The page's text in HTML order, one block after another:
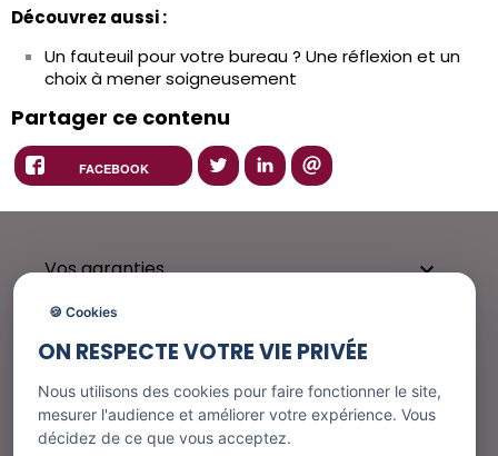
Découvrez aussi :
Un fauteuil pour votre bureau ? Une réflexion et un
choix à mener soigneusement
Partager ce contenu
FACEBOOK
Vos garanties 
Besoin d'aide ?
Nos services
🍪 Cookies
ON RESPECTE VOTRE VIE PRIVÉE
Nous utilisons des cookies pour faire fonctionner le site,
mesurer l'audience et améliorer votre expérience. Vous
décidez de ce que vous acceptez.